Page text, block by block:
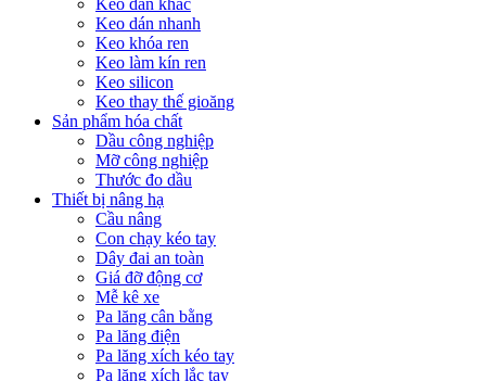
Keo dán nhanh
Keo khóa ren
Keo làm kín ren
Keo silicon
Keo thay thế gioăng
Sản phẩm hóa chất
Dầu công nghiệp
Mỡ công nghiệp
Thước đo dầu
Thiết bị nâng hạ
Cầu nâng
Con chạy kéo tay
Dây đai an toàn
Giá đỡ động cơ
Mễ kê xe
Pa lăng cân bằng
Pa lăng điện
Pa lăng xích kéo tay
Pa lăng xích lắc tay